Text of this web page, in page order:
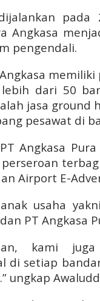
pada
Angkasa
pengendali.
dari 50
jasa ground
pesawat di
Angkasa
Airport E-
usaha
PT Angkasa
kami
di setiap
ungkap